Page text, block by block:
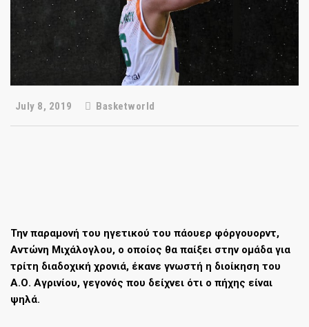
July 8, 2019 Basketworld
Την παραμονή του ηγετικού του πάουερ φόργουορντ,
Αντώνη Μιχάλογλου, ο οποίος θα παίξει στην ομάδα για
τρίτη διαδοχική χρονιά, έκανε γνωστή η διοίκηση του
Α.Ο. Αγρινίου, γεγονός που δείχνει ότι ο πήχης είναι
ψηλά.